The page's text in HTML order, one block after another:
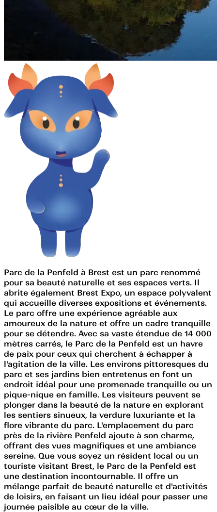
Parc de la Penfeld à Brest est un parc renommé
pour sa beauté naturelle et ses espaces verts. Il
abrite également Brest Expo, un espace polyvalent
qui accueille diverses expositions et événements.
Le parc offre une expérience agréable aux
amoureux de la nature et offre un cadre tranquille
pour se détendre. Avec sa vaste étendue de 14 000
mètres carrés, le Parc de la Penfeld est un havre
de paix pour ceux qui cherchent à échapper à
l'agitation de la ville. Les environs pittoresques du
parc et ses jardins bien entretenus en font un
endroit idéal pour une promenade tranquille ou un
pique-nique en famille. Les visiteurs peuvent se
plonger dans la beauté de la nature en explorant
les sentiers sinueux, la verdure luxuriante et la
flore vibrante du parc. L'emplacement du parc
près de la rivière Penfeld ajoute à son charme,
offrant des vues magnifiques et une ambiance
sereine. Que vous soyez un résident local ou un
touriste visitant Brest, le Parc de la Penfeld est
une destination incontournable. Il offre un
mélange parfait de beauté naturelle et d'activités
de loisirs, en faisant un lieu idéal pour passer une
journée paisible au cœur de la ville.